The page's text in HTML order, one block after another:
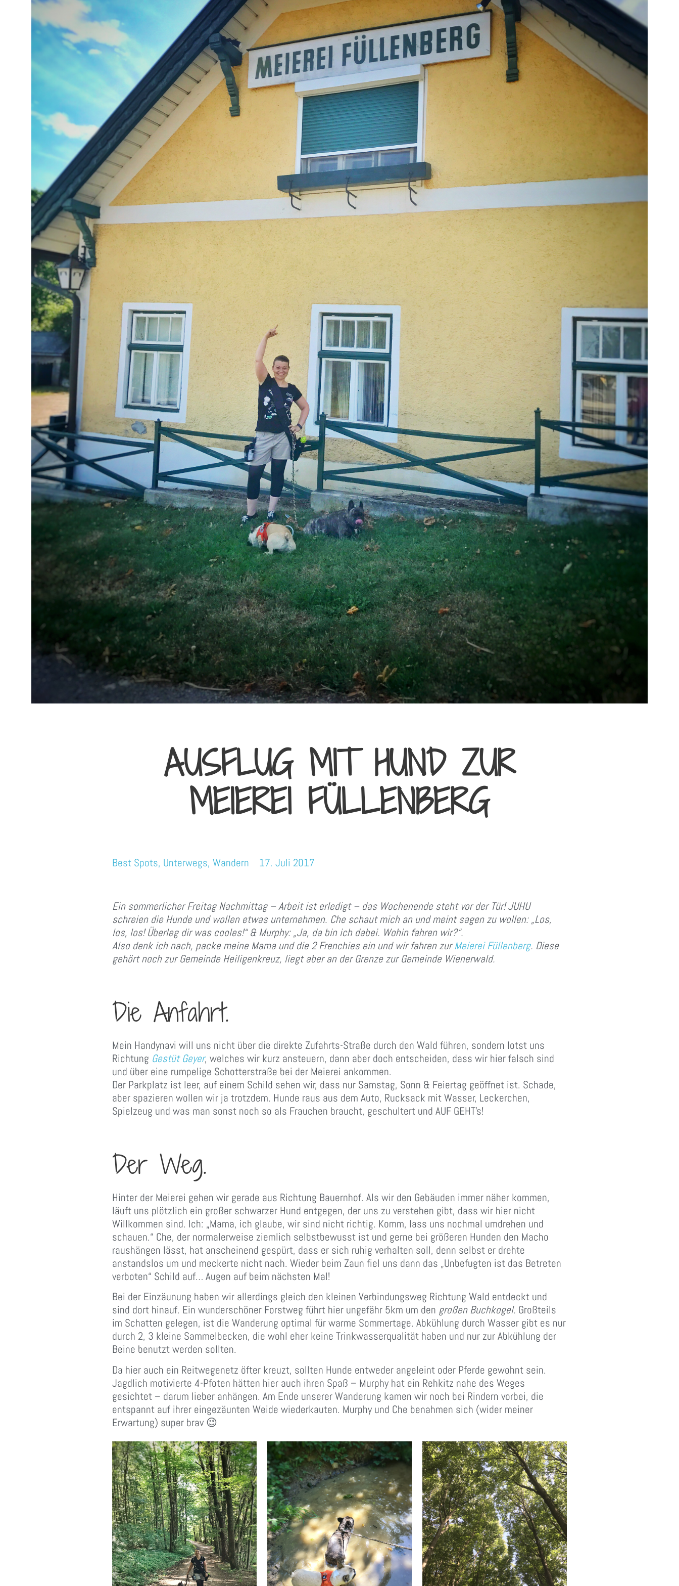
AUSFLUG MIT HUND ZUR
MEIEREI FÜLLENBERG
Best Spots, Unterwegs, Wandern 17. Juli 2017
Ein sommerlicher Freitag Nachmittag – Arbeit ist erledigt – das Wochenende steht vor der Tür! JUHU
schreien die Hunde und wollen etwas unternehmen. Che schaut mich an und meint sagen zu wollen: „Los,
los, los! Überleg dir was cooles!“ & Murphy: „Ja, da bin ich dabei. Wohin fahren wir?“.
Also denk ich nach, packe meine Mama und die 2 Frenchies ein und wir fahren zurMeierei Füllenberg. Diese
gehört noch zur Gemeinde Heiligenkreuz, liegt aber an der Grenze zur Gemeinde Wienerwald.
Die Anfahrt.
Mein Handynavi will uns nicht über die direkte Zufahrts-Straße durch den Wald führen, sondern lotst uns
Richtung Gestüt Geyer, welches wir kurz ansteuern, dann aber doch entscheiden, dass wir hier falsch sind
und über eine rumpelige Schotterstraße bei der Meierei ankommen.
Der Parkplatz ist leer, auf einem Schild sehen wir, dass nur Samstag, Sonn & Feiertag geöffnet ist. Schade,
aber spazieren wollen wir ja trotzdem. Hunde raus aus dem Auto, Rucksack mit Wasser, Leckerchen,
Spielzeug und was man sonst noch so als Frauchen braucht, geschultert und AUF GEHT’s!
Der Weg.
Hinter der Meierei gehen wir gerade aus Richtung Bauernhof. Als wir den Gebäuden immer näher kommen,
läuft uns plötzlich ein großer schwarzer Hund entgegen, der uns zu verstehen gibt, dass wir hier nicht
Willkommen sind. Ich: „Mama, ich glaube, wir sind nicht richtig. Komm, lass uns nochmal umdrehen und
schauen.“ Che, der normalerweise ziemlich selbstbewusst ist und gerne bei größeren Hunden den Macho
raushängen lässt, hat anscheinend gespürt, dass er sich ruhig verhalten soll, denn selbst er drehte
anstandslos um und meckerte nicht nach. Wieder beim Zaun fiel uns dann das „Unbefugten ist das Betreten
verboten“ Schild auf… Augen auf beim nächsten Mal!
Bei der Einzäunung haben wir allerdings gleich den kleinen Verbindungsweg Richtung Wald entdeckt und
sind dort hinauf. Ein wunderschöner Forstweg führt hier ungefähr 5km um den großen Buchkogel. Großteils
im Schatten gelegen, ist die Wanderung optimal für warme Sommertage. Abkühlung durch Wasser gibt es nur
durch 2, 3 kleine Sammelbecken, die wohl eher keine Trinkwasserqualität haben und nur zur Abkühlung der
Beine benutzt werden sollten.
Da hier auch ein Reitwegenetz öfter kreuzt, sollten Hunde entweder angeleint oder Pferde gewohnt sein.
Jagdlich motivierte 4-Pfoten hätten hier auch ihren Spaß – Murphy hat ein Rehkitz nahe des Weges
gesichtet – darum lieber anhängen. Am Ende unserer Wanderung kamen wir noch bei Rindern vorbei, die
entspannt auf ihrer eingezäunten Weide wiederkauten. Murphy und Che benahmen sich (wider meiner
Erwartung) super brav 😉